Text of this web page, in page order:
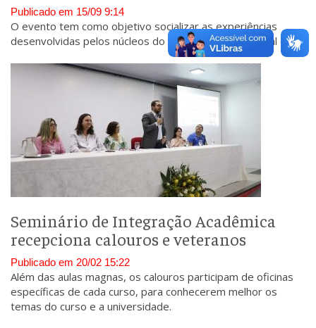
Publicado em 15/09 9:14
O evento tem como objetivo socializar as experiências
desenvolvidas pelos núcleos do Programa Institucional de
Bolsa de Iniciação à Docência (PIBID) e da Residência
Pedagógica (RP).
Seminário de Integração Acadêmica
recepciona calouros e veteranos
Publicado em 20/02 15:22
Além das aulas magnas, os calouros participam de oficinas
específicas de cada curso, para conhecerem melhor os
temas do curso e a universidade.